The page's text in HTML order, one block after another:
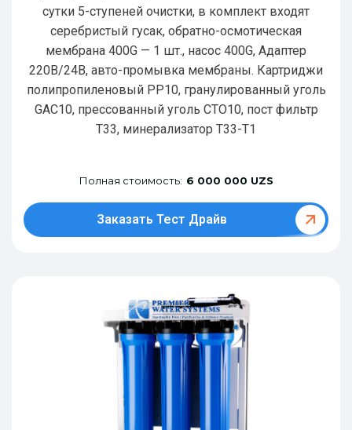
сутки 5-ступеней очистки, в комплект входят
серебристый гусак, обратно-осмотическая
мембрана 400G — 1 шт., насос 400G, Адаптер
220В/24В, авто-промывка мембраны. Картриджи
полипропиленовый РР10, гранулированный уголь
GAC10, прессованный уголь CTO10, пост фильтр
T33, минерализатор Т33-Т1
Полная стоимость: 6 000 000 UZS
Заказать Тест Драйв